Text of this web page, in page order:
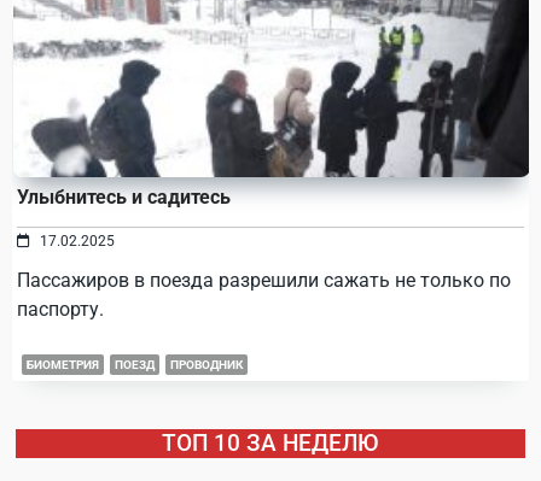
Улыбнитесь и садитесь
17.02.2025
Пассажиров в поезда разрешили сажать не только по
паспорту.
БИОМЕТРИЯ ПОЕЗД ПРОВОДНИК
ТОП 10 ЗА НЕДЕЛЮ